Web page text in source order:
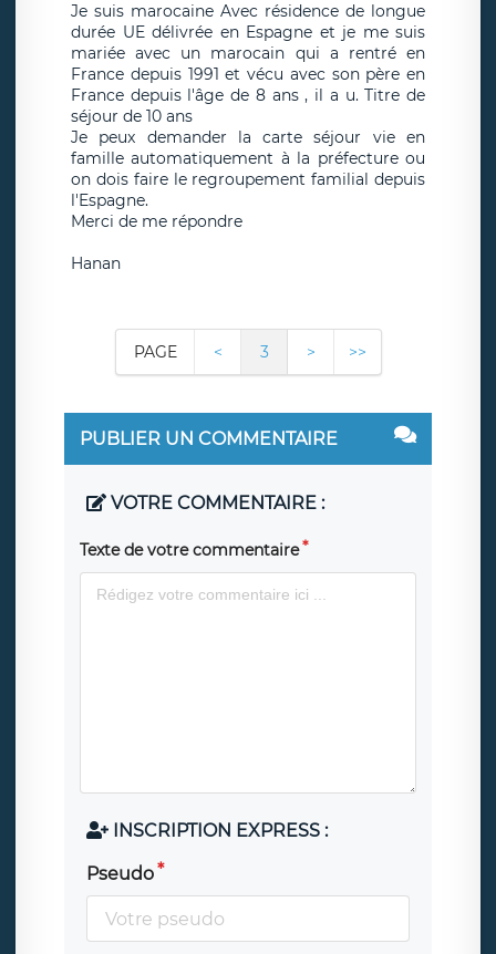
Je suis marocaine Avec résidence de longue
durée UE délivrée en Espagne et je me suis
mariée avec un marocain qui a rentré en
France depuis 1991 et vécu avec son père en
France depuis l'âge de 8 ans , il a u. Titre de
séjour de 10 ans
Je peux demander la carte séjour vie en
famille automatiquement à la préfecture ou
on dois faire le regroupement familial depuis
l'Espagne.
Merci de me répondre
Hanan
PAGE < 3 > >>
PUBLIER UN COMMENTAIRE
VOTRE COMMENTAIRE :
Texte de votre commentaire
INSCRIPTION EXPRESS :
Pseudo